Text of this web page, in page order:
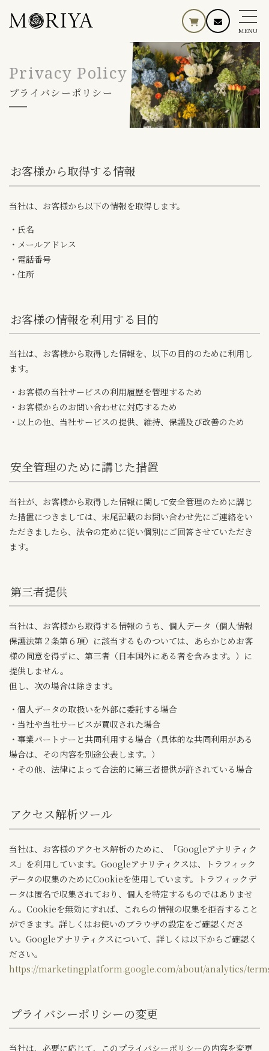
MENU
Privacy Policy
プライバシーポリシー
お客様から取得する情報
当社は、お客様から以下の情報を取得します。
・氏名
・メールアドレス
・電話番号
・住所
お客様の情報を利用する目的
当社は、お客様から取得した情報を、以下の目的のために利用し
ます。
・お客様の当社サービスの利用履歴を管理するため
・お客様からのお問い合わせに対応するため
・以上の他、当社サービスの提供、維持、保護及び改善のため
安全管理のために講じた措置
当社が、お客様から取得した情報に関して安全管理のために講じ
た措置につきましては、末尾記載のお問い合わせ先にご連絡をい
ただきましたら、法令の定めに従い個別にご回答させていただき
ます。
第三者提供
当社は、お客様から取得する情報のうち、個人データ（個人情報
保護法第２条第６項）に該当するものついては、あらかじめお客
様の同意を得ずに、第三者（日本国外にある者を含みます。）に
提供しません。
但し、次の場合は除きます。
・個人データの取扱いを外部に委託する場合
・当社や当社サービスが買収された場合
・事業パートナーと共同利用する場合（具体的な共同利用がある
場合は、その内容を別途公表します。）
・その他、法律によって合法的に第三者提供が許されている場合
アクセス解析ツール
当社は、お客様のアクセス解析のために、「Googleアナリティク
ス」を利用しています。Googleアナリティクスは、トラフィック
データの収集のためにCookieを使用しています。トラフィックデ
ータは匿名で収集されており、個人を特定するものではありませ
ん。Cookieを無効にすれば、これらの情報の収集を拒否すること
ができます。詳しくはお使いのブラウザの設定をご確認くださ
い。Googleアナリティクスについて、詳しくは以下からご確認く
ださい。
https://marketingplatform.google.com/about/analytics/
プライバシーポリシーの変更
当社は、必要に応じて、このプライバシーポリシーの内容を変更